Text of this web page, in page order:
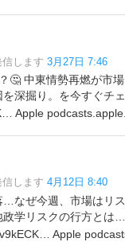
します 3月27日 7:46
🤔 中東情勢再燃が市
深掘り。を今すぐチ
Apple
します 4月12日 8:40
なぜ今週、市場はリ
学リスクの行方とは
Apple